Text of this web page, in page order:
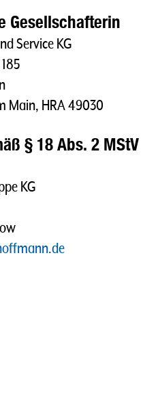
Gesellschafterin
Service KG
Main, HRA 49030
§ 18 Abs. 2 MStV
KG